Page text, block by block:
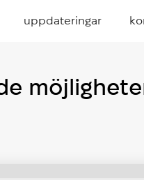
uppdateringar